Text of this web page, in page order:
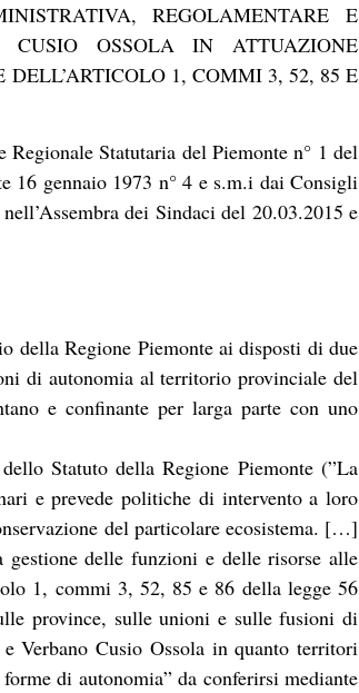
REGOLAMENTARE E
OSSOLA IN ATTUAZIONE
1, COMMI 3, 52, 85 E
Statutaria del Piemonte n° 1 del
16 gennaio 1973 n° 4 e s.m.i dai Consigli
dei Sindaci del 20.03.2015 e
della Regione Piemonte ai disposti di due
di autonomia al territorio provinciale del
e confinante per larga parte con uno
Statuto della Regione Piemonte (”La
e prevede politiche di intervento a loro
del particolare ecosistema. […]
delle funzioni e delle risorse alle
1, commi 3, 52, 85 e 86 della legge 56
province, sulle unioni e sulle fusioni di
Verbano Cusio Ossola in quanto territori
di autonomia” da conferirsi mediante